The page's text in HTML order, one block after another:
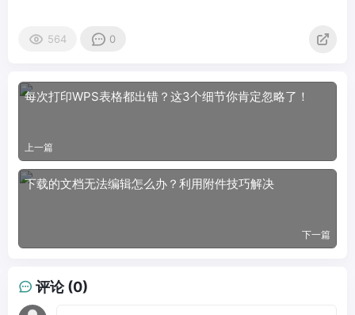
564 0
每次打印WPS表格都出错？这3个细节你肯定忽略了！
上一篇
下载的文档无法编辑怎么办？利用附件技巧解决
下一篇
评论 (0)